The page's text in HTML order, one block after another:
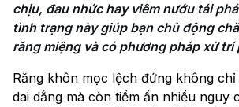
chịu, đau nhức hay viêm nướu tái
tình trạng này giúp bạn chủ động
răng miệng và có phương pháp xử trí
Răng khôn mọc lệch đứng không
dai dẳng mà còn tiềm ẩn nhiều nguy